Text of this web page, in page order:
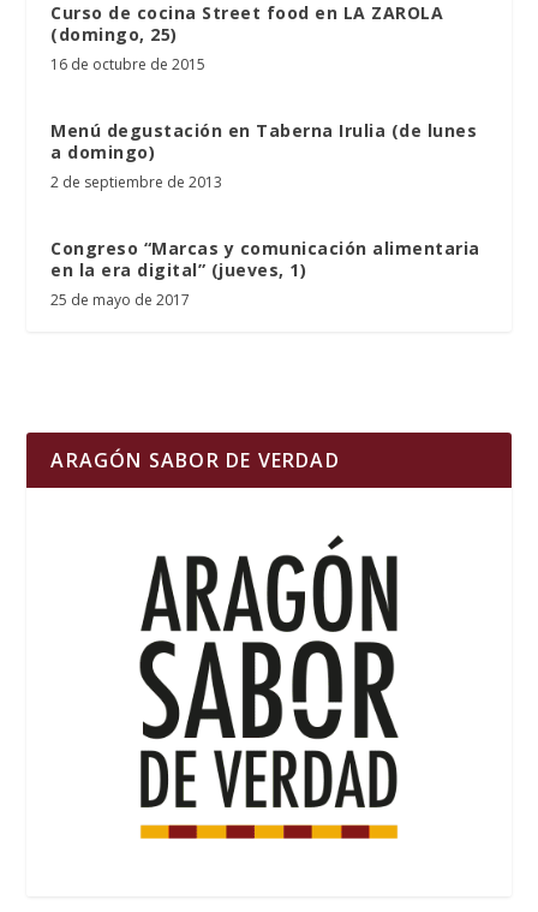
Curso de cocina Street food en LA ZAROLA
(domingo, 25)
16 de octubre de 2015
Menú degustación en Taberna Irulia (de lunes
a domingo)
2 de septiembre de 2013
Congreso “Marcas y comunicación alimentaria
en la era digital” (jueves, 1)
25 de mayo de 2017
ARAGÓN SABOR DE VERDAD